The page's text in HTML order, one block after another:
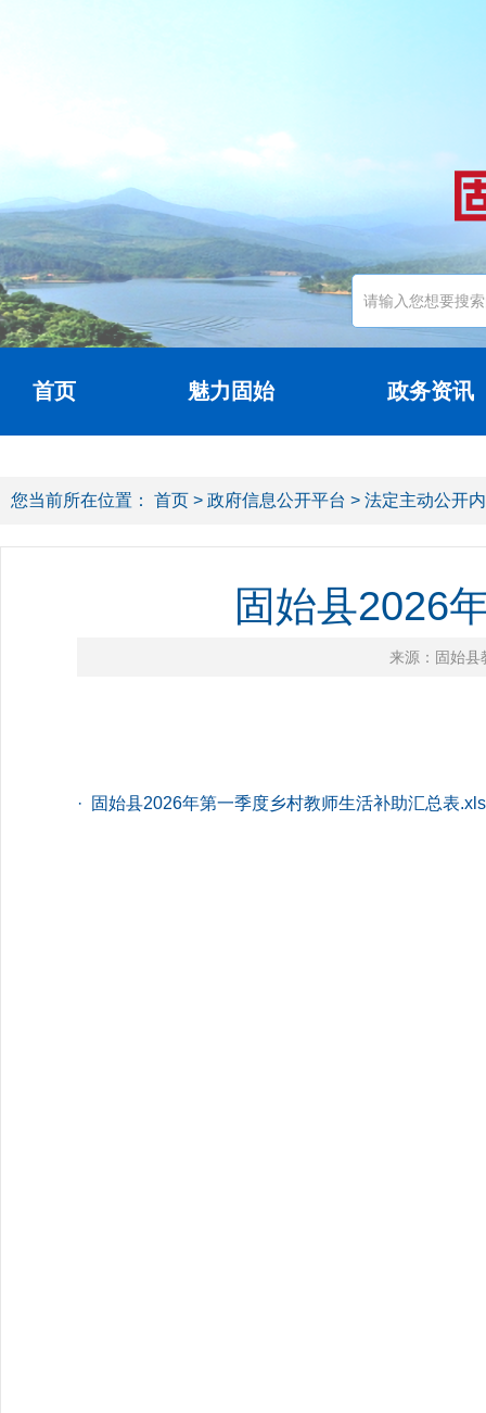
首页 魅力固始 政务资讯
您当前所在位置： 首页 > 政府信息公开平台 > 法定主动公开
固始县2026
来源：固始县
· 固始县2026年第一季度乡村教师生活补助汇总表